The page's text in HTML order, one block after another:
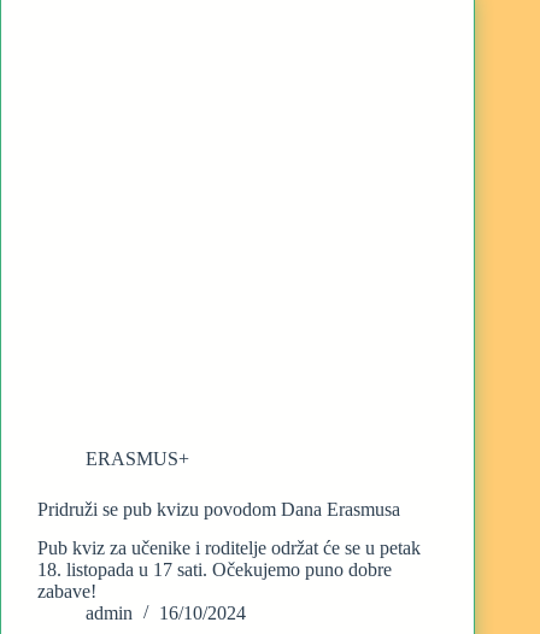
ERASMUS+
Pridruži se pub kvizu povodom Dana Erasmusa
Pub kviz za učenike i roditelje održat će se u petak
18. listopada u 17 sati. Očekujemo puno dobre
zabave!
admin
16/10/2024